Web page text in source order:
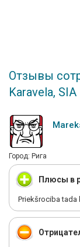
Отзывы
Karavela, SIA
Город: Рига
Плюсы в
Priekšrociba tada